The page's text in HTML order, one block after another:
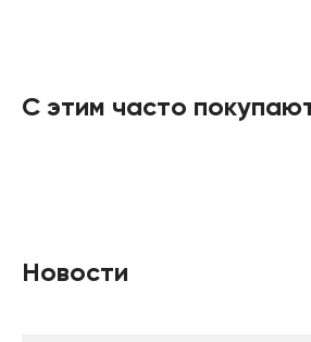
С этим часто
Новости